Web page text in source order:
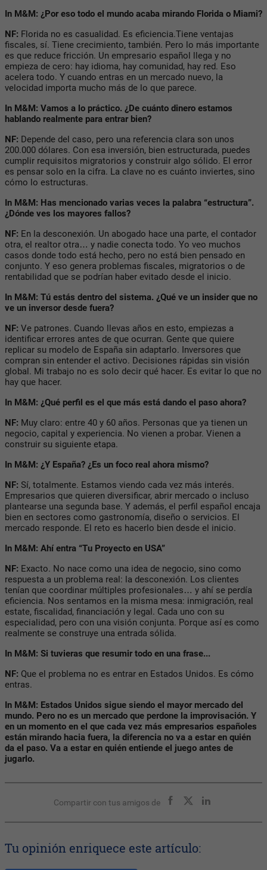
In M&M: ¿Por eso todo el mundo acaba mirando Florida o Miami?
NF: Florida no es casualidad. Es eficiencia.Tiene ventajas
fiscales, sí. Tiene crecimiento, también. Pero lo más importante
es que reduce fricción. Un empresario español llega y no
empieza de cero: hay idioma, hay comunidad, hay red. Eso
acelera todo. Y cuando entras en un mercado nuevo, la
velocidad importa mucho más de lo que parece.
In M&M: Vamos a lo práctico. ¿De cuánto dinero estamos
hablando realmente para entrar bien?
NF: Depende del caso, pero una referencia clara son unos
200.000 dólares. Con esa inversión, bien estructurada, puedes
cumplir requisitos migratorios y construir algo sólido. El error
es pensar solo en la cifra. La clave no es cuánto inviertes, sino
cómo lo estructuras.
In M&M: Has mencionado varias veces la palabra “estructura”.
¿Dónde ves los mayores fallos?
NF: En la desconexión. Un abogado hace una parte, el contador
otra, el realtor otra… y nadie conecta todo. Yo veo muchos
casos donde todo está hecho, pero no está bien pensado en
conjunto. Y eso genera problemas fiscales, migratorios o de
rentabilidad que se podrían haber evitado desde el inicio.
In M&M: Tú estás dentro del sistema. ¿Qué ve un insider que no
ve un inversor desde fuera?
NF: Ve patrones. Cuando llevas años en esto, empiezas a
identificar errores antes de que ocurran. Gente que quiere
replicar su modelo de España sin adaptarlo. Inversores que
compran sin entender el activo. Decisiones rápidas sin visión
global. Mi trabajo no es solo decir qué hacer. Es evitar lo que no
hay que hacer.
In M&M: ¿Qué perfil es el que más está dando el paso ahora?
NF: Muy claro: entre 40 y 60 años. Personas que ya tienen un
negocio, capital y experiencia. No vienen a probar. Vienen a
construir su siguiente etapa.
In M&M: ¿Y España? ¿Es un foco real ahora mismo?
NF: Sí, totalmente. Estamos viendo cada vez más interés.
Empresarios que quieren diversificar, abrir mercado o incluso
plantearse una segunda base. Y además, el perfil español encaja
bien en sectores como gastronomía, diseño o servicios. El
mercado responde. El reto es hacerlo bien desde el inicio.
In M&M: Ahí entra “Tu Proyecto en USA”
NF: Exacto. No nace como una idea de negocio, sino como
respuesta a un problema real: la desconexión. Los clientes
tenían que coordinar múltiples profesionales… y ahí se perdía
eficiencia. Nos sentamos en la misma mesa: inmigración, real
estate, fiscalidad, financiación y legal. Cada uno con su
especialidad, pero con una visión conjunta. Porque así es como
realmente se construye una entrada sólida.
In M&M: Si tuvieras que resumir todo en una frase...
NF: Que el problema no es entrar en Estados Unidos. Es cómo
entras.
In M&M: Estados Unidos sigue siendo el mayor mercado del
mundo. Pero no es un mercado que perdone la improvisación. Y
en un momento en el que cada vez más empresarios españoles
están mirando hacia fuera, la diferencia no va a estar en quién
da el paso. Va a estar en quién entiende el juego antes de
jugarlo.
Compartir con tus amigos de
Tu opinión enriquece este artículo: